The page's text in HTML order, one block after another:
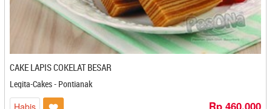
Putri Ayu - Bontang
Queen - Banjarmasin
Radja Sale - Tasikmalaya
Rahayu - Cilegon
Rahida Snack - Gorontalo
Raja - Bontang
CAKE LAPIS COKELAT BESAR
Legita-Cakes - Pontianak
Habis Rp 460.000